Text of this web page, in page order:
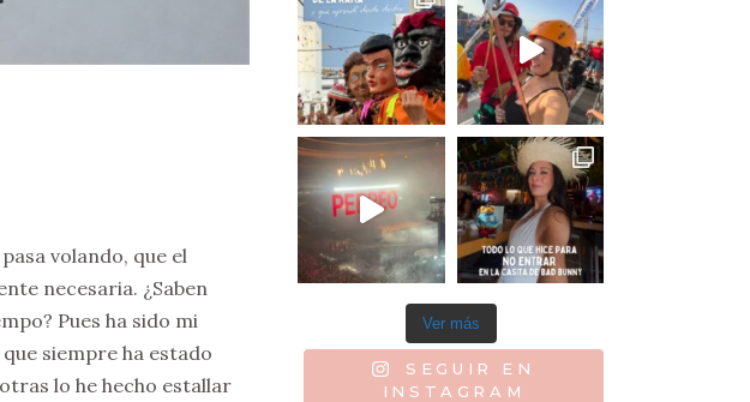
volando, que el
necesaria. ¿Saben
Pues ha sido mi
siempre ha estado
lo he hecho estallar
Ver más
SEGUIR EN
INSTAGRAM